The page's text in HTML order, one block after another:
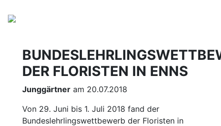
DER FLORISTEN IN ENNS
Junggärtner am 20.07.2018
Von 29. Juni bis 1. Juli 2018 fand der
Bundeslehrlingswettbewerb der Floristen in